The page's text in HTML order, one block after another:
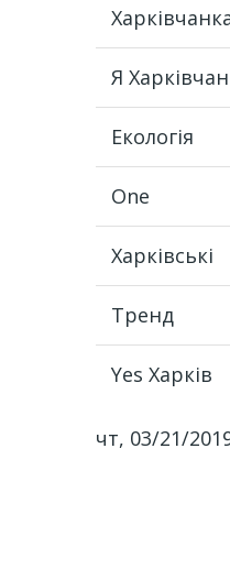
Я
Екологія
One
Харківські
Тренд
Yes Харків
чт, 03/21/